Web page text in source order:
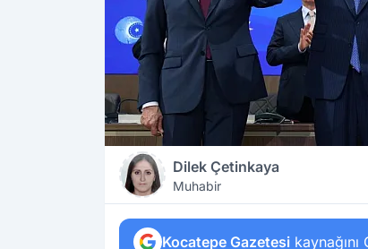
Dilek Çetinkaya
Muhabir
Kocatepe Gazetesi